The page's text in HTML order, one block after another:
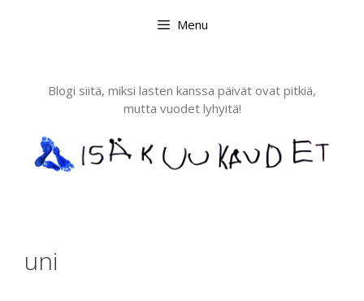
Menu
Blogi siitä, miksi lasten kanssa päivät ovat pitkiä,
mutta vuodet lyhyitä!
uni